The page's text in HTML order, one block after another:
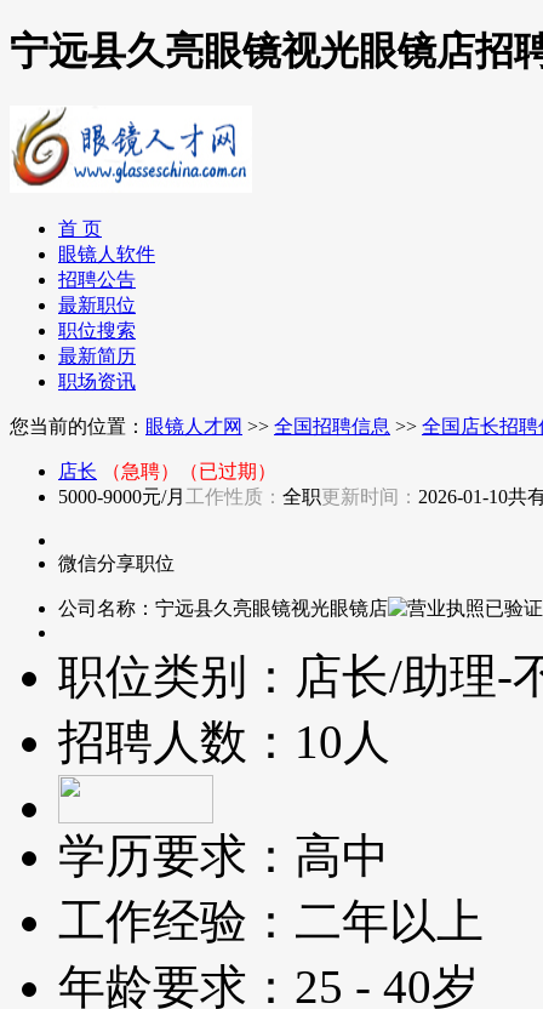
宁远县久亮眼镜视光眼镜店招
首 页
眼镜人软件
招聘公告
最新职位
职位搜索
最新简历
职场资讯
您当前的位置： 眼镜人才网 >> 全国招聘信息 >> 全国店长招聘
店长 （急聘）
（已过期）
5000-9000元/月 工作性质： 全职更新时间： 2026-01-10共
微信分享职位
公司名称： 宁远县久亮眼镜视光眼镜店
职位类别： 店长/助理-
招聘人数： 10人
学历要求： 高中
工作经验： 二年以上
年龄要求： 25 - 40岁